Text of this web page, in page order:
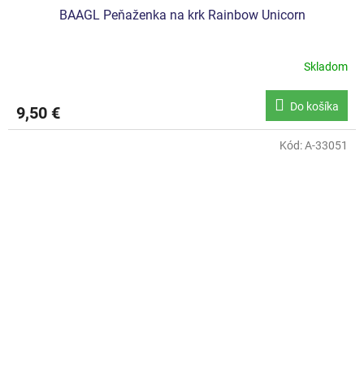
BAAGL Peňaženka na krk Rainbow Unicorn
Skladom
9,50 € Do košíka
Kód:A-33051